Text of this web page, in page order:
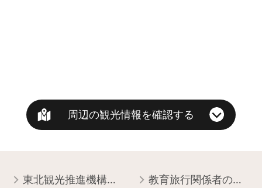
周辺の観光情報を確認する
東北観光推進機構について 教育旅行関係者の皆様へ